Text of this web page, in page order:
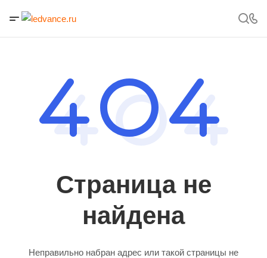
Страница не
найдена
Неправильно набран адрес или такой страницы не